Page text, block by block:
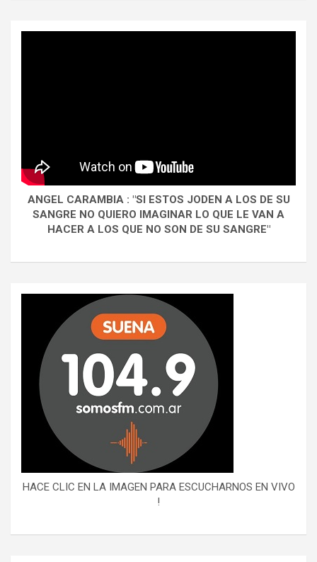
ANGEL CARAMBIA : "SI ESTOS JODEN A LOS DE SU
SANGRE NO QUIERO IMAGINAR LO QUE LE VAN A
HACER A LOS QUE NO SON DE SU SANGRE"
HACE CLIC EN LA IMAGEN PARA ESCUCHARNOS EN VIVO
!